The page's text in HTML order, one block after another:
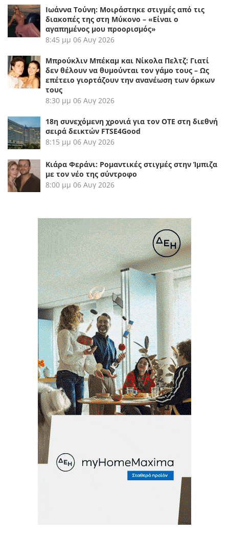
Ιωάννα Τούνη: Μοιράστηκε στιγμές από τις
διακοπές της στη Μύκονο – «Είναι ο
αγαπημένος μου προορισμός»
8:45 μμ 06 Αυγ 2026
Μπρούκλιν Μπέκαμ και Νίκολα Πελτζ: Γιατί
δεν θέλουν να θυμούνται τον γάμο τους – Ως
επέτειο γιορτάζουν την ανανέωση των όρκων
τους
8:30 μμ 06 Αυγ 2026
18η συνεχόμενη χρονιά για τον ΟΤΕ στη διεθνή
σειρά δεικτών FTSE4Good
8:15 μμ 06 Αυγ 2026
Κιάρα Φεράνι: Ρομαντικές στιγμές στην Ίμπιζα
με τον νέο της σύντροφο
8:00 μμ 06 Αυγ 2026